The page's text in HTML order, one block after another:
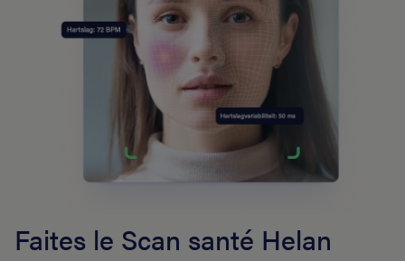
Faites le Scan santé Helan